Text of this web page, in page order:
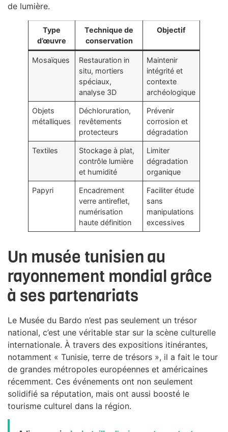
de lumière.
Type
d’œuvre
Technique de
conservation
Objectif
Mosaïques
Restauration in
situ, mortiers
spéciaux,
analyse 3D
Maintenir
intégrité et
contexte
archéologique
Objets
métalliques
Déchloruration,
revêtements
protecteurs
Prévenir
corrosion et
dégradation
Textiles
Stockage à plat,
contrôle lumière
et humidité
Limiter
dégradation
organique
Papyri
Encadrement
verre antireflet,
numérisation
haute définition
Faciliter étude
sans
manipulations
excessives
Un musée tunisien au
rayonnement mondial grâce
à ses partenariats
Le Musée du Bardo n’est pas seulement un trésor
national, c’est une véritable star sur la scène culturelle
internationale. À travers des expositions itinérantes,
notamment « Tunisie, terre de trésors », il a fait le tour
de grandes métropoles européennes et américaines
récemment. Ces événements ont non seulement
solidifié sa réputation, mais ont aussi boosté le
tourisme culturel dans la région.